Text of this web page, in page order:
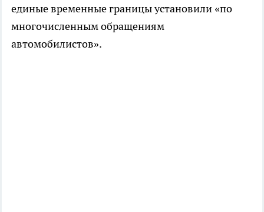
единые временные границы установили «по
многочисленным обращениям
автомобилистов».